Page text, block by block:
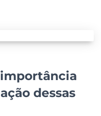
importância
dessas